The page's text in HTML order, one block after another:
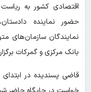
اقتصادی کشور به
حضور نماینده
نمایندگان سازمان‌های
بانک مرکزی و گمرکات
قاضی پسندیده در ابتدای